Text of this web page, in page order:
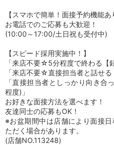
【スマホで簡単！面接予約機能あ
お電話でのご応募も大歓迎！
(10:00～17:00/土日祝も受付中)
【スピード採用実施中！】
「来店不要☆5分程度で終わる【
「来店不要☆直接担当者と話せる
「直接担当者としっかり向き
程度)」
お好きな面接方法を選べます！
友達同士の応募もOK！
※お盆期間中は店舗により面接
ただく場合があります。
(店舗NO.113248)